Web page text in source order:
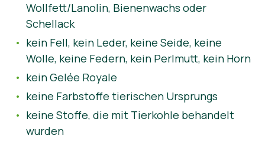
Wollfett/Lanolin, Bienenwachs oder
Schellack
kein Fell, kein Leder, keine Seide, keine
Wolle, keine Federn, kein Perlmutt, kein Horn
kein Gelée Royale
keine Farbstoffe tierischen Ursprungs
keine Stoffe, die mit Tierkohle behandelt
wurden